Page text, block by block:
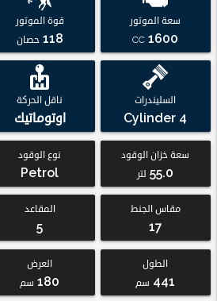
سعة الموتور
1600
CC
قوة الموتور
118 حصان
السليندرات
4 Cylinder
ناقل الحركة
اوتوماتيك
سعة خزان الوقود
55.0 لتر
نوع الوقود
Petrol
مقاس الجنط
17
المقاعد
5
الطول
441 سم
العرض
180 سم